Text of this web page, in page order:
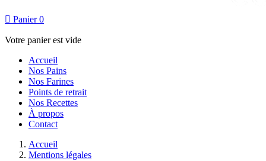
 Panier 0
Votre panier est vide
Accueil
Nos Pains
Nos Farines
Points de retrait
Nos Recettes
À propos
Contact
Accueil
Mentions légales